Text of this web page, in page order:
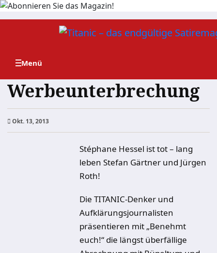
Zum
Werbeunterbrechung
Okt. 13, 2013
Stéphane Hessel ist tot – lang
leben Stefan Gärtner und Jürgen
Roth!
Die TITANIC-Denker und
Aufklärungsjournalisten
präsentieren mit „Benehmt
euch!“ die längst überfällige